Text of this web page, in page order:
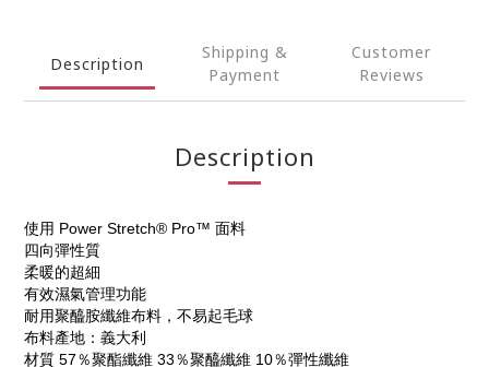
Description
Shipping &
Payment
Customer
Reviews
Description
使用 Power Stretch® Pro™ 面料
四向彈性質
柔暖的超細
有效濕氣管理功能
耐用聚醯胺纖維布料，不易起毛球
布料產地：義大利
材質 57％聚酯纖維 33％聚醯纖維 10％彈性纖維